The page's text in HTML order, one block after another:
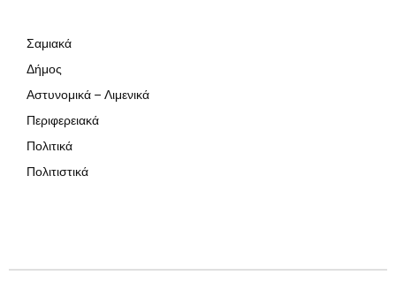
Σαμιακά
Δήμος
Αστυνομικά – Λιμενικά
Περιφερειακά
Πολιτικά
Πολιτιστικά